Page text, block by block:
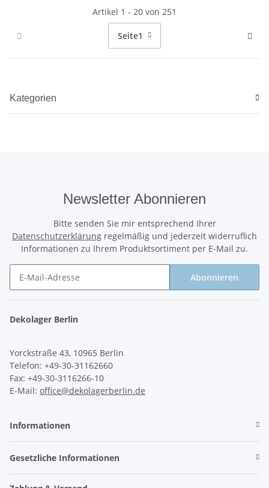
Artikel 1 - 20 von 251
Seite1
Kategorien
Newsletter Abonnieren
Bitte senden Sie mir entsprechend Ihrer
Datenschutzerklärung regelmäßig und jederzeit widerruflich
Informationen zu Ihrem Produktsortiment per E-Mail zu.
Abonnieren
Dekolager Berlin
Yorckstraße 43, 10965 Berlin
Telefon: +49-30-31162660
Fax: +49-30-3116266-10
E-Mail: office@dekolagerberlin.de
Informationen
Gesetzliche Informationen